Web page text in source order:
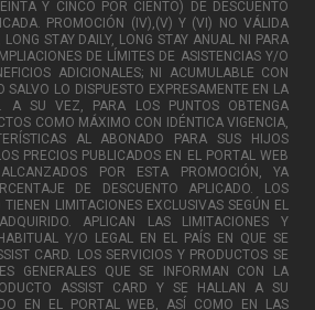
Y CINCO POR CIENTO) DE DESCUENTO
PROMOCIÓN (IV),(V) Y (VI) NO VÁLIDA
STAY DAILY, LONG STAY ANUAL NI PARA
DE LÍMITES DE ASISTENCIAS Y/O
ADICIONALES; NI ACUMULABLE CON
SALVO LO DISPUESTO EXPRESAMENTE EN LA
A SU VEZ, PARA LOS PUNTOS OBTENGA
COMO MÁXIMO CON IDÉNTICA VIGENCIA,
AL ABONADO PARA SUS HIJOS
PRECIOS PUBLICADOS EN EL PORTAL WEB
POR ESTA PROMOCIÓN, YA
DE DESCUENTO APLICADO. LOS
LIMITACIONES EXCLUSIVAS SEGÚN EL
APLICAN LAS LIMITACIONES Y
Y/O LEGAL EN EL PAÍS EN QUE SE
CARD. LOS SERVICIOS Y PRODUCTOS SE
GENERALES QUE SE INFORMAN CON LA
ASSIST CARD Y SE HALLAN A SU
EN EL PORTAL WEB, ASÍ COMO EN LAS